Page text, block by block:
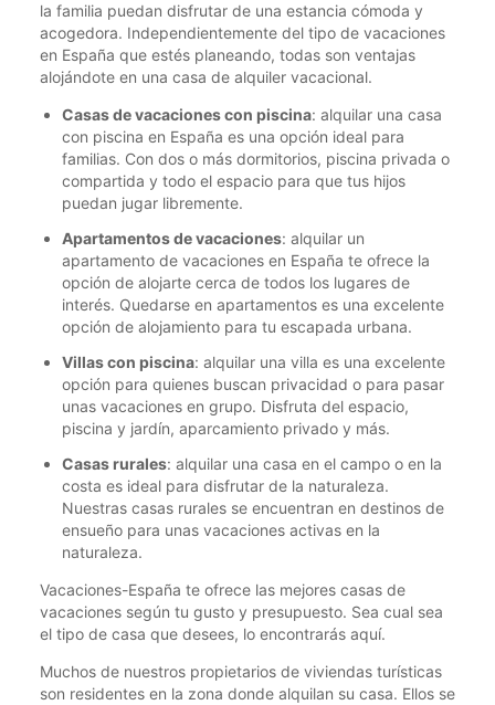
la familia puedan disfrutar de una estancia cómoda y
acogedora. Independientemente del tipo de vacaciones
en España que estés planeando, todas son ventajas
alojándote en una casa de alquiler vacacional.
Casas de vacaciones con piscina: alquilar una casa
con piscina en España es una opción ideal para
familias. Con dos o más dormitorios, piscina privada o
compartida y todo el espacio para que tus hijos
puedan jugar libremente.
Apartamentos de vacaciones: alquilar un
apartamento de vacaciones en España te ofrece la
opción de alojarte cerca de todos los lugares de
interés. Quedarse en apartamentos es una excelente
opción de alojamiento para tu escapada urbana.
Villas con piscina: alquilar una villa es una excelente
opción para quienes buscan privacidad o para pasar
unas vacaciones en grupo. Disfruta del espacio,
piscina y jardín, aparcamiento privado y más.
Casas rurales: alquilar una casa en el campo o en la
costa es ideal para disfrutar de la naturaleza.
Nuestras casas rurales se encuentran en destinos de
ensueño para unas vacaciones activas en la
naturaleza.
Vacaciones-España te ofrece las mejores casas de
vacaciones según tu gusto y presupuesto. Sea cual sea
el tipo de casa que desees, lo encontrarás aquí.
Muchos de nuestros propietarios de viviendas turísticas
son residentes en la zona donde alquilan su casa. Ellos se